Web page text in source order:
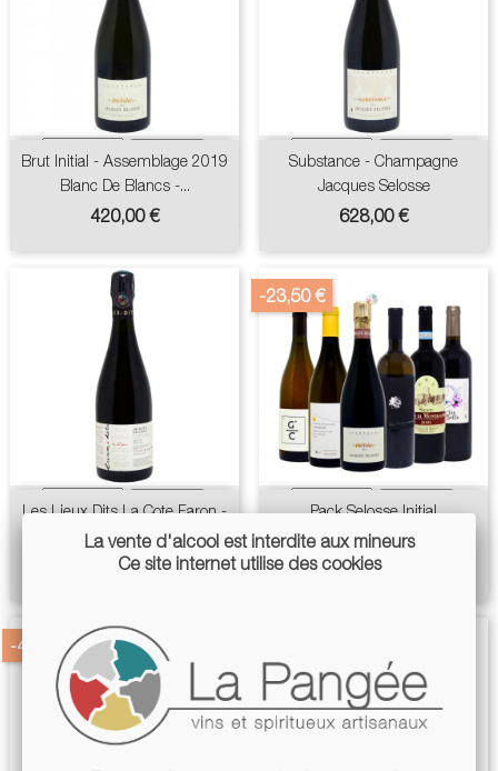
Brut Initial - Assemblage 2019
Blanc De Blancs -...
Prix
420,00 €
Substance - Champagne
Jacques Selosse
Prix
628,00 €
Les Lieux Dits La Cote Faron -
Champagne Jacques Selosse
640,00 €
Pack Selosse Initial
Prix
de
543,50 €
-23,50 €
Prix
520,00 €
-40,00 €
La vente d'alcool est interdite aux mineurs
Ce site internet utilise des cookies